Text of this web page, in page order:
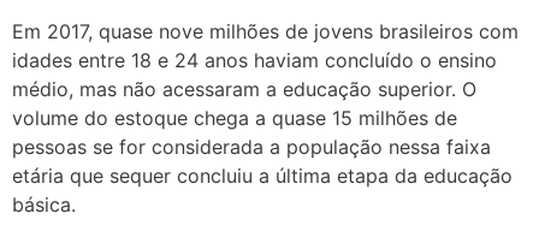
Em 2017, quase nove milhões de jovens brasileiros com
idades entre 18 e 24 anos haviam concluído o ensino
médio, mas não acessaram a educação superior. O
volume do estoque chega a quase 15 milhões de
pessoas se for considerada a população nessa faixa
etária que sequer concluiu a última etapa da educação
básica.